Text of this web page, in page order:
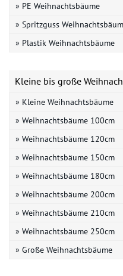
» PE Weihnachtsbäume
» Spritzguss
» Plastik Weihnachtsbäume
Kleine bis große
» Kleine Weihnachtsbäume
» Weihnachtsbäume 100cm
» Weihnachtsbäume 120cm
» Weihnachtsbäume 150cm
» Weihnachtsbäume 180cm
» Weihnachtsbäume 200cm
» Weihnachtsbäume 210cm
» Weihnachtsbäume 250cm
» Große Weihnachtsbäume